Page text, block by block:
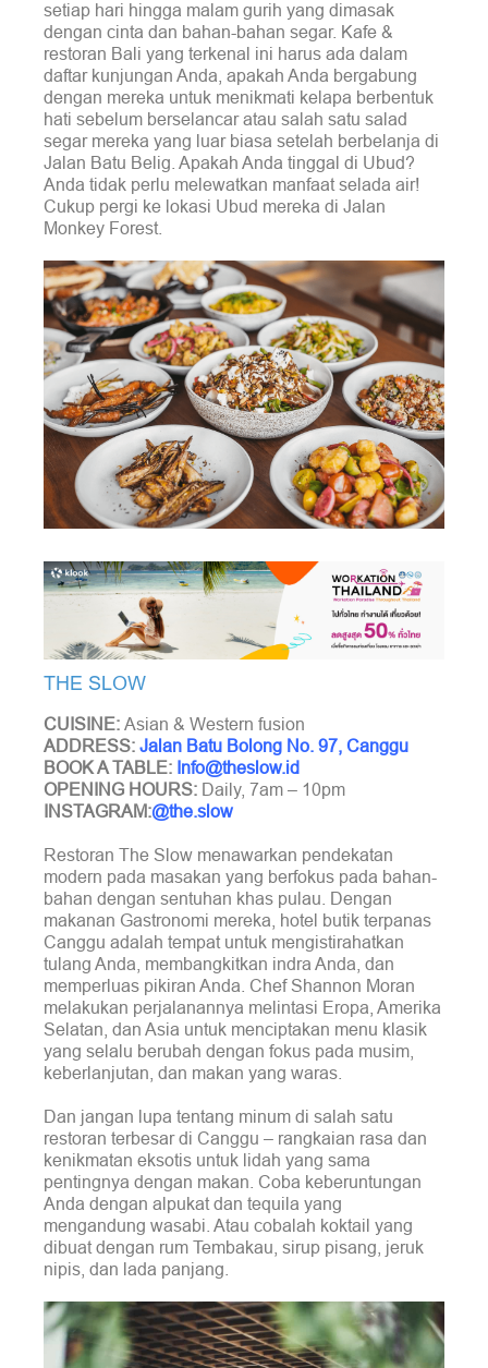
setiap hari hingga malam gurih yang dimasak
dengan cinta dan bahan-bahan segar. Kafe &
restoran Bali yang terkenal ini harus ada dalam
daftar kunjungan Anda, apakah Anda bergabung
dengan mereka untuk menikmati kelapa berbentuk
hati sebelum berselancar atau salah satu salad
segar mereka yang luar biasa setelah berbelanja di
Jalan Batu Belig. Apakah Anda tinggal di Ubud?
Anda tidak perlu melewatkan manfaat selada air!
Cukup pergi ke lokasi Ubud mereka di Jalan
Monkey Forest.
THE SLOW
CUISINE: Asian & Western fusion
ADDRESS: Jalan Batu Bolong No. 97, Canggu
BOOK A TABLE: Info@theslow.id
OPENING HOURS: Daily, 7am – 10pm
INSTAGRAM:@the.slow
Restoran The Slow menawarkan pendekatan
modern pada masakan yang berfokus pada bahan-
bahan dengan sentuhan khas pulau. Dengan
makanan Gastronomi mereka, hotel butik terpanas
Canggu adalah tempat untuk mengistirahatkan
tulang Anda, membangkitkan indra Anda, dan
memperluas pikiran Anda. Chef Shannon Moran
melakukan perjalanannya melintasi Eropa, Amerika
Selatan, dan Asia untuk menciptakan menu klasik
yang selalu berubah dengan fokus pada musim,
keberlanjutan, dan makan yang waras.
Dan jangan lupa tentang minum di salah satu
restoran terbesar di Canggu – rangkaian rasa dan
kenikmatan eksotis untuk lidah yang sama
pentingnya dengan makan. Coba keberuntungan
Anda dengan alpukat dan tequila yang
mengandung wasabi. Atau cobalah koktail yang
dibuat dengan rum Tembakau, sirup pisang, jeruk
nipis, dan lada panjang.